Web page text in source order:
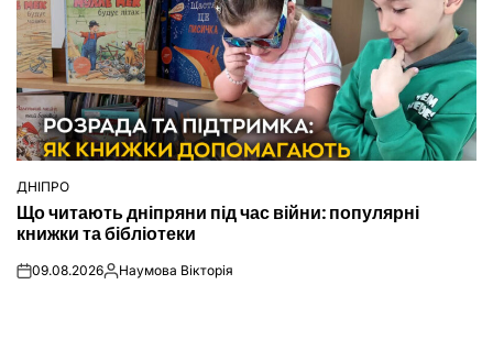
ОПУБЛІКУВАТИ
У
ДНІПРО
Що читають дніпряни під час війни: популярні
книжки та бібліотеки
on09.08.2026Опубліковано
Наумова Вікторія